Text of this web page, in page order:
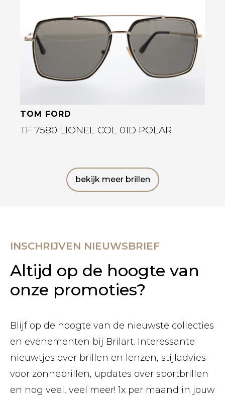
Bekijk deze bril
TOM FORD
TF 7580 LIONEL COL 01D POLAR
bekijk meer brillen
INSCHRIJVEN NIEUWSBRIEF
Altijd op de hoogte van
onze promoties?
Blijf op de hoogte van de nieuwste collecties
en evenementen bij Brilart. Interessante
nieuwtjes over brillen en lenzen, stijladvies
voor zonnebrillen, updates over sportbrillen
en nog veel, veel meer! 1x per maand in jouw